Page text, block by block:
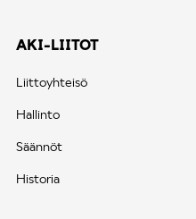
AKI-LIITOT
Liittoyhteisö
Hallinto
Säännöt
Historia